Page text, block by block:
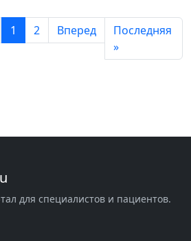
1 2 Вперед
Последняя
»
для специалистов и пациентов.